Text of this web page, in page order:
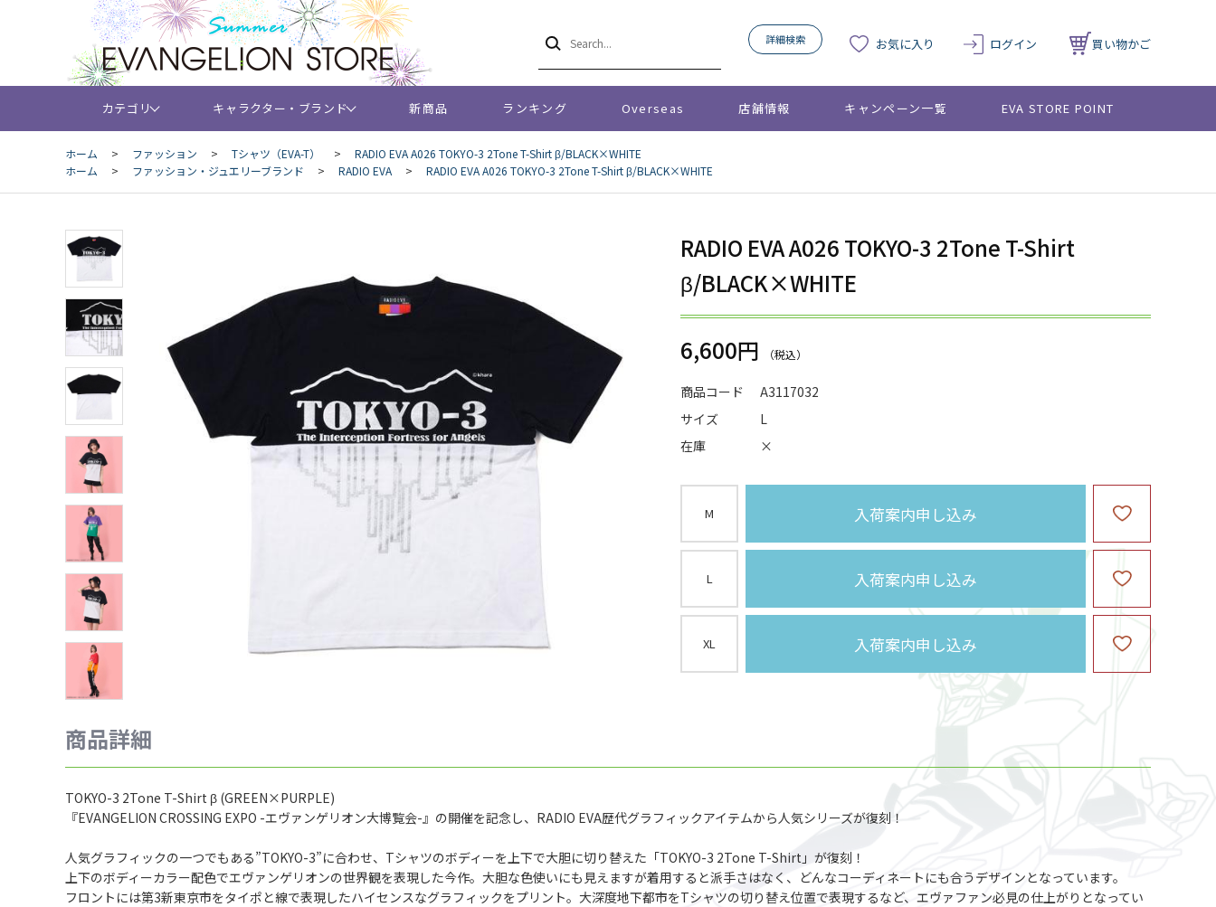
詳細検索 お気に入り ログイン 買い物かご
カテゴリ キャラクター・ブランド 新商品 ランキング Overseas 店舗情報 キャンペーン一覧 EVA STORE POINT
ホーム > ファッション > Tシャツ（EVA-T） >
RADIO EVA A026 TOKYO-3 2Tone T-Shirt β/BLACK×WHITE
ホーム
> ファッション・ジュエリーブランド > RADIO EVA > RADIO EVA A026 TOKYO-3 2Tone T-Shirt β/BLACK×WHITE
RADIO EVA A026 TOKYO-3 2Tone T-Shirt
β/BLACK×WHITE
6,600円
商品コード
A3117032
サイズ
L
在庫
×
M 入荷案内申し込み
L 入荷案内申し込み
XL 入荷案内申し込み
商品詳細
TOKYO-3 2Tone T-Shirt β (GREEN×PURPLE)
『EVANGELION CROSSING EXPO -エヴァンゲリオン大博覧会-』の開催を記念し、RADIO EVA歴代グラフィックアイテムから人気シリーズが復刻！
人気グラフィックの一つでもある”TOKYO-3”に合わせ、Tシャツのボディーを上下で大胆に切り替えた「TOKYO-3 2Tone T-Shirt」が復刻！
上下のボディーカラー配色でエヴァンゲリオンの世界観を表現した今作。大胆な色使いにも見えますが着用すると派手さはなく、どんなコーディネートにも合うデザインとなっています。
フロントには第3新東京市をタイポと線で表現したハイセンスなグラフィックをプリント。大深度地下都市をTシャツの切り替え位置で表現するなど、エヴァファン必見の仕上がりとなってい